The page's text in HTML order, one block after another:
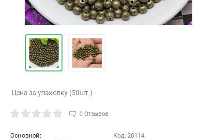
Цена за упаковку (50шт.)
0 Отзывов
Основной:
Код: 20114